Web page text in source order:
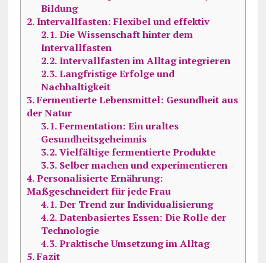
Bildung
2.Intervallfasten: Flexibel und effektiv
2.1.Die Wissenschaft hinter dem
Intervallfasten
2.2.Intervallfasten im Alltag integrieren
2.3.Langfristige Erfolge und
Nachhaltigkeit
3.Fermentierte Lebensmittel: Gesundheit aus
der Natur
3.1.Fermentation: Ein uraltes
Gesundheitsgeheimnis
3.2.Vielfältige fermentierte Produkte
3.3.Selber machen und experimentieren
4.Personalisierte Ernährung:
Maßgeschneidert für jede Frau
4.1.Der Trend zur Individualisierung
4.2.Datenbasiertes Essen: Die Rolle der
Technologie
4.3.Praktische Umsetzung im Alltag
5.Fazit